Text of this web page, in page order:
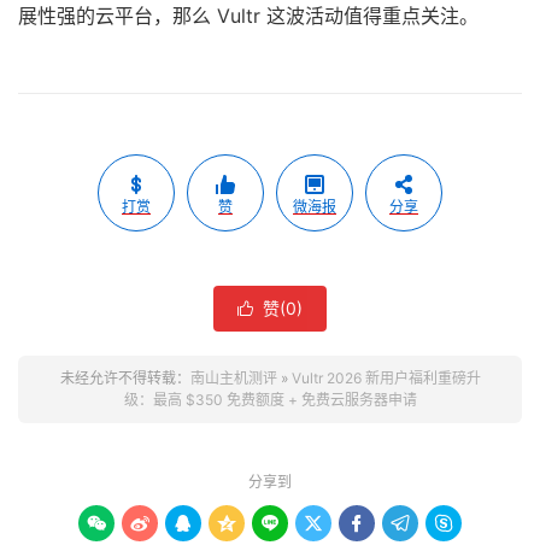
展性强的云平台，那么 Vultr 这波活动值得重点关注。
打赏 赞 微海报 分享
 赞(0)
未经允许不得转载： 南山主机测评» Vultr 2026 新用户福利重磅升
级：最高 $350 免费额度 + 免费云服务器申请
分享到
        